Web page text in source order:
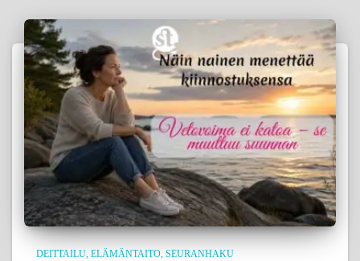
DEITTAILU ELÄMÄNTAITO SEURANHAKU